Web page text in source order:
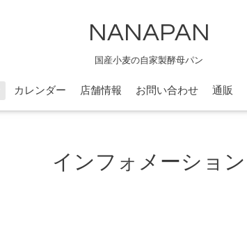
NANAPAN
国産小麦の自家製酵母パン
カレンダー 店舗情報 お問い合わせ 通販
インフォメーション